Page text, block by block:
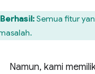
Berhasil:Semua fitur
Namun, kami